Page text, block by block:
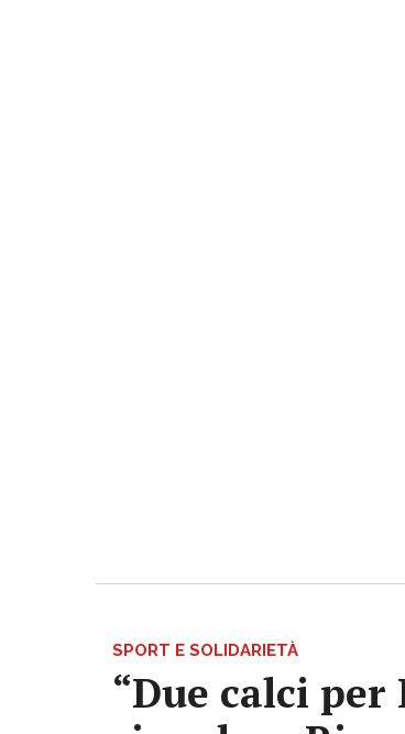
SPORT E SOLIDARIETÀ
“Due calci